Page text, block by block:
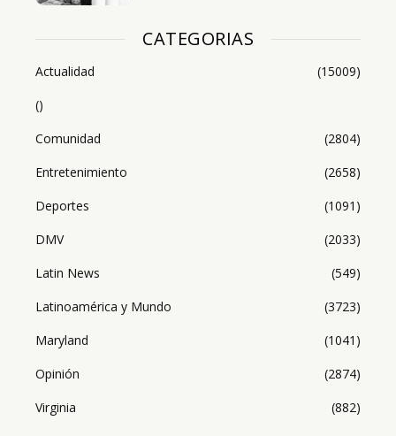
CATEGORIAS
Actualidad
(15009)
()
Comunidad
(2804)
Entretenimiento
(2658)
Deportes
(1091)
DMV
(2033)
Latin News
(549)
Latinoamérica y Mundo
(3723)
Maryland
(1041)
Opinión
(2874)
Virginia
(882)